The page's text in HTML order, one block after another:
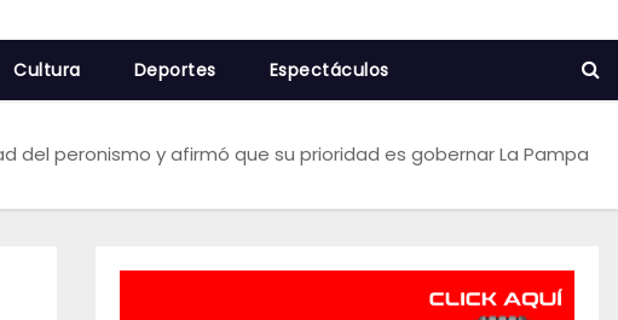
Cultura Deportes Espectáculos
del peronismo y afirmó que su prioridad es gobernar La Pampa